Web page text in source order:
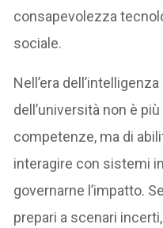
consapevolezza
sociale.
Nell’era
dell’università non è
competenze, ma di
interagire con sistemi
governarne l’impatto.
prepari a scenari